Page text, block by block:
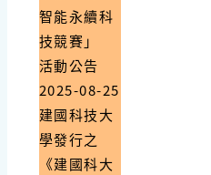
智能永續科
技競賽」
活動公告
2025-08-25
建國科技大
學發行之
《建國科大